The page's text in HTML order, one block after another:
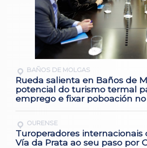
BAÑOS DE MOLGAS
Rueda salienta en Baños de
potencial do turismo termal
emprego e fixar poboación
OURENSE
Turoperadores internacionais
Vía da Prata ao seu paso por